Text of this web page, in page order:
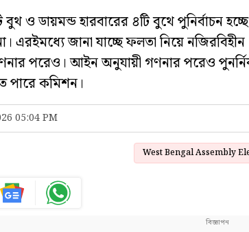
বুথ ও ডায়মন্ড হারবারের ৪টি বুথে পুনির্বাচন
এরইমধ্যে জানা যাচ্ছে ফলতা নিয়ে
পরেও। আইন অনুযায়ী গণনার পরেও
পারে কমিশন।
05:04 PM
West Bengal Assembly